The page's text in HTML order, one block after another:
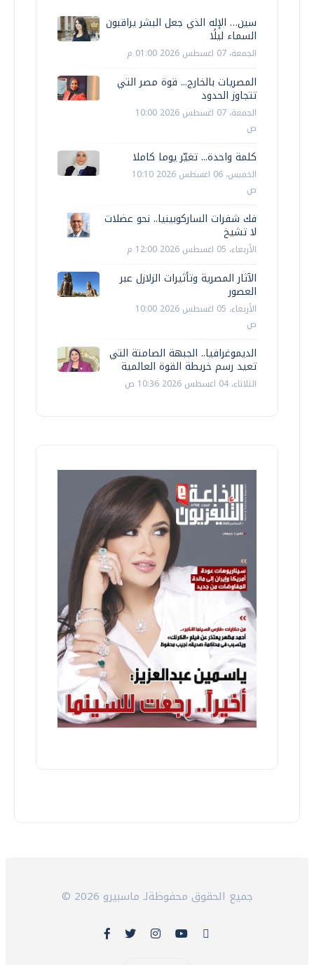
سين… الإله الذي جعل البشر يراقبون
السماء ليلًا
الجمعة، 07 اغسطس 2026 01:00 م
المصريات بالخارج... قوة مصر التي
تتجاوز الحدود
الجمعة، 07 اغسطس 2026 10:00
ص
كلمة واحدة... تغيّر يوما كاملا
الخميس، 06 اغسطس 2026 10:10
ص
فك شفرات الساركوبينيا.. نحو عضلات
لا تشيخ
الأربعاء، 05 اغسطس 2026 12:00 م
الآثار المصرية وتأثيرات الزلازل عبر
العصور
الأربعاء، 05 اغسطس 2026 10:00
ص
الديموغرافيا.. الجبهة الصامتة التي
تعيد رسم خريطة القوة العالمية
الثلاثاء، 04 اغسطس 2026 10:36 ص
© 2026 جميع الحقوق محفوظةلـ ماسبيرو